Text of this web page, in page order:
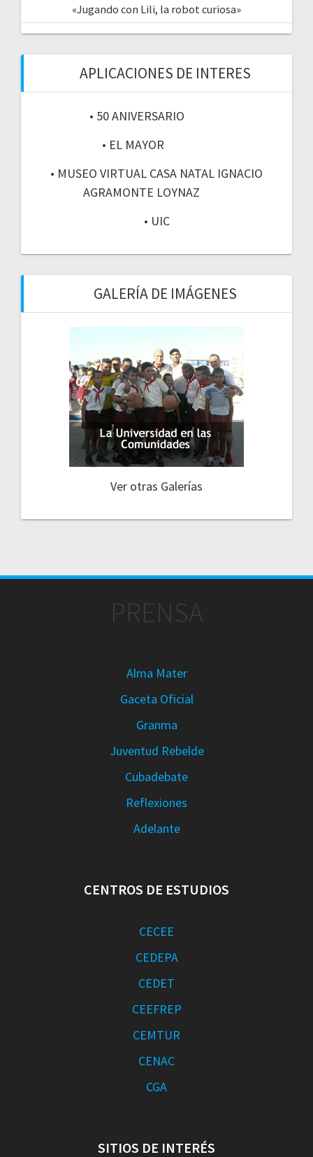
«Jugando con Lili, la robot curiosa»
APLICACIONES DE INTERES
• 50 ANIVERSARIO
• EL MAYOR
• MUSEO VIRTUAL CASA NATAL IGNACIO
AGRAMONTE LOYNAZ
• UIC
GALERÍA DE IMÁGENES
Ver otras Galerías
PRENSA
Alma Mater
Gaceta Oficial
Granma
Juventud Rebelde
Cubadebate
Reflexiones
Adelante
CENTROS DE ESTUDIOS
CECEE
CEDEPA
CEDET
CEEFREP
CEMTUR
CENAC
CGA
SITIOS DE INTERÉS